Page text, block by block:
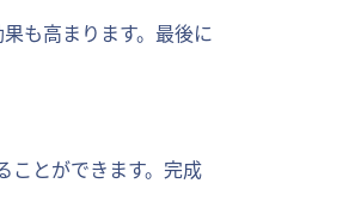
も高まります。最後に
ことができます。完成